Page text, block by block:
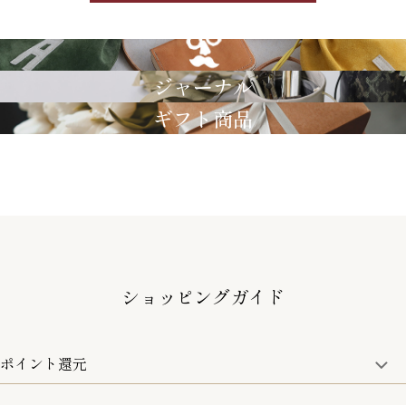
GRIMM LAB
ジャーナル
ギフト商品
ショッピングガイド
ポイント還元